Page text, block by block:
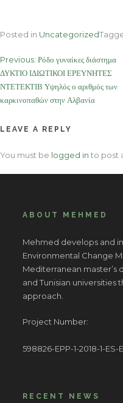
Posted in Uncategorized
Post
navigation
Previous: Ρόδο γυναίκες διάστημα
ΔΥΚΤΙΟ ΙΔΙΩΤΙΚΟΙ ΕΡΕΥΝΗΤΕΣ
ΝΤΕΤΕΚΤΙΒ Υψηλός ο αριθμός των
καρκινοπαθών στην Αλβανία
LEAVE A REPLY
You must be logged in to post
ABOUT MEHMED
Mehmed develops and
Environmental Change
Mediterranean master’s
and Tunisian
approach.
Project Number:
598826-EPP-1-2018-1-ES-
RECENT NEWS